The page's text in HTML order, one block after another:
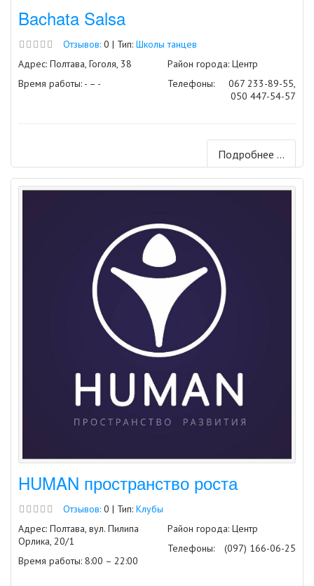
Bachata Salsa
Отзывов: 0 | Тип: Школы танцев
Адрес: Полтава, Гоголя, 38
Время работы: - – -
Район города: Центр
Телефоны:
067 233-89-55,
050 447-54-57
Подробнее ...
HUMAN пространство роста
Отзывов: 0 | Тип: Клубы
Адрес: Полтава, вул. Пилипа
Орлика, 20/1
Время работы: 8:00 – 22:00
Район города: Центр
Телефоны:
(097) 166-06-25